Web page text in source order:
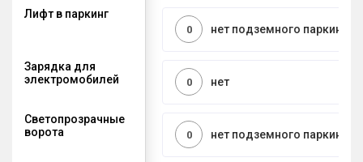
Лифт в паркинг
нет подземного паркинга
0
Зарядка для
электромобилей
нет
0
Светопрозрачные
ворота
нет подземного паркинга
0